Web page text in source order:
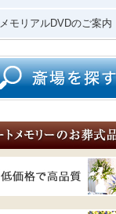
メモリアルDVDのご案内